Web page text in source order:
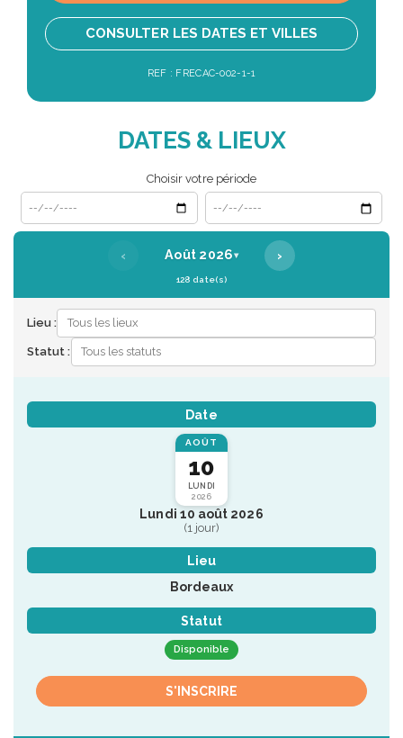
CONSULTER LES DATES ET VILLES
REF : FRECAC-002-1-1
DATES & LIEUX
Choisir votre période
Date de début
Date de fin
‹ Août 2026▾ ›
128 date(s)
Lieu :
Statut :
Date
AOÛT
10
LUNDI
2026
Lundi 10 août 2026
(1 jour)
Lieu
Bordeaux
Statut
Disponible
S'INSCRIRE